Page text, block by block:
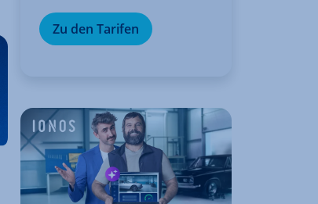
Zu den Tarifen